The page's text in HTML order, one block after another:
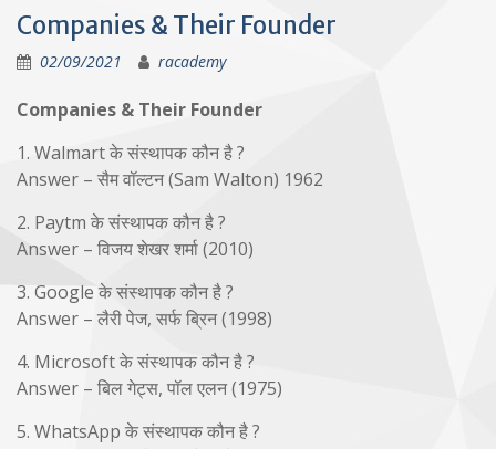
Companies & Their Founder
02/09/2021 racademy
Companies & Their Founder
1. Walmart के संस्थापक कौन है ?
Answer – सैम वॉल्टन (Sam Walton) 1962
2. Paytm के संस्थापक कौन है ?
Answer – विजय शेखर शर्मा (2010)
3. Google के संस्थापक कौन है ?
Answer – लैरी पेज, सर्फ ब्रिन (1998)
4. Microsoft के संस्थापक कौन है ?
Answer – बिल गेट्स, पॉल एलन (1975)
5. WhatsApp के संस्थापक कौन है ?